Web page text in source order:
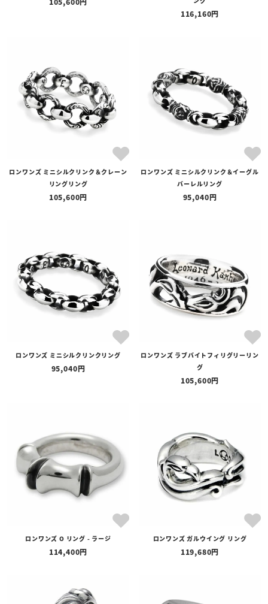
116,160
ロンワンズ ミニシルクリンク＆クレーン
リングリング
105,600
ロンワンズ ミニシルクリンク＆イーグル
バーレルリング
95,040
ロンワンズ ミニシルクリンクリング
95,040
ロンワンズ ラブバイトフィリグリーリン
グ
105,600
ロンワンズ O リング - ラージ
114,400
ロンワンズ ガルウイング リング
119,680